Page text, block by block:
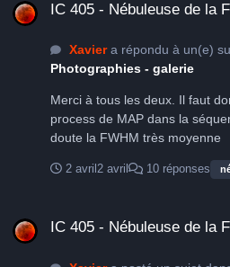
IC 405 - Nébuleuse de la
Xaviera répondu à un(e)
Photographies - galerie
Merci à tous les deux. Il faut
process de MAP dans la
doute la FWHM très moyenne
2 avril 2 avril 10 réponses
IC 405 - Nébuleuse de la